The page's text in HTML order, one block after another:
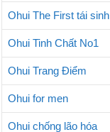
Ohui The First tái sinh
Ohui Tinh Chất No1
Ohui Trang Điểm
Ohui for men
Ohui chống lão hóa